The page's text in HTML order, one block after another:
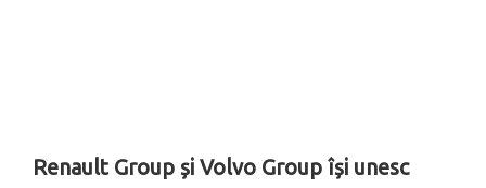
Renault Group și Volvo Group își unesc